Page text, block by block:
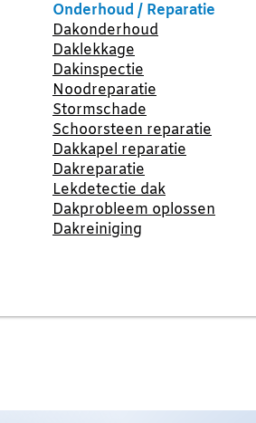
Onderhoud / Reparatie
Dakonderhoud
Daklekkage
Dakinspectie
Noodreparatie
Stormschade
Schoorsteen reparatie
Dakkapel reparatie
Dakreparatie
Lekdetectie dak
Dakprobleem oplossen
Dakreiniging